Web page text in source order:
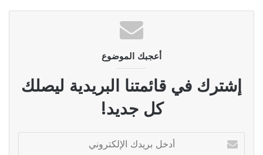
أعجبك الموضوع
إشترك في قائمتنا البريدية ليصلك
كل جديد!
بريدك